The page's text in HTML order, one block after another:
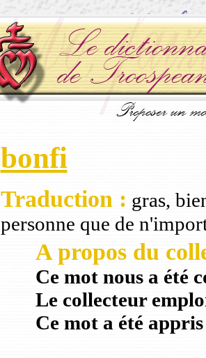
bonfi
Traduction : gras,
personne que de
A propos du
Ce mot nous a été
Le collecteur
Ce mot a été